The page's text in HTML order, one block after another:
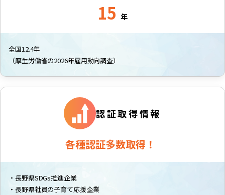
15 年
全国12.4年
（厚生労働省の2026年雇用動向調査）
認証取得情報
各種認証多数取得！
・長野県SDGs推進企業
・長野県社員の子育て応援企業